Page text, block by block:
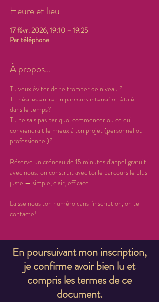
Heure et lieu
17 févr. 2026, 19:10 – 19:25
Par téléphone
À propos…
Tu veux éviter de te tromper de niveau ?
Tu hésites entre un parcours intensif ou étalé
dans le temps?
Tu ne sais pas par quoi commencer ou ce qui
conviendrait le mieux à ton projet (personnel ou
professionnel)?
Réserve un créneau de 15 minutes d'appel gratuit
avec nous: on construit avec toi le parcours le plus
juste — simple, clair, efficace.
Laisse nous ton numéro dans l'inscription, on te
contacte!
En poursuivant mon inscription,
je confirme avoir bien lu et
compris les termes de ce
document.